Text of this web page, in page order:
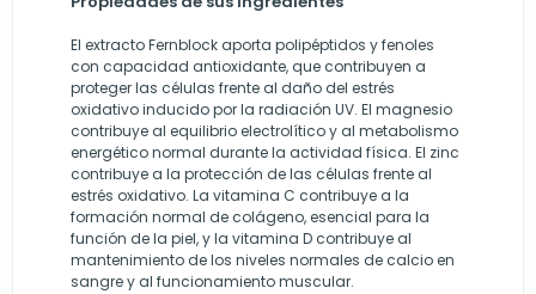
El extracto Fernblock aporta polipéptidos y fenoles
con capacidad antioxidante, que contribuyen a
proteger las células frente al daño del estrés
oxidativo inducido por la radiación UV. El magnesio
contribuye al equilibrio electrolítico y al metabolismo
energético normal durante la actividad física. El zinc
contribuye a la protección de las células frente al
estrés oxidativo. La vitamina C contribuye a la
formación normal de colágeno, esencial para la
función de la piel, y la vitamina D contribuye al
mantenimiento de los niveles normales de calcio en
sangre y al funcionamiento muscular.